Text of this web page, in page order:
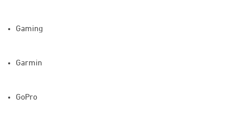
Gaming
Garmin
GoPro